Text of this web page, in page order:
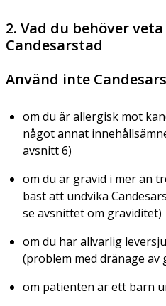
2. Vad du behöver
Candesarstad
Använd inte
om du är allergisk mot
något annat
avsnitt 6)
om du är gravid i mer än
bäst att undvika
se avsnittet om graviditet)
om du har allvarlig
(problem med dränage av
om patienten är ett barn